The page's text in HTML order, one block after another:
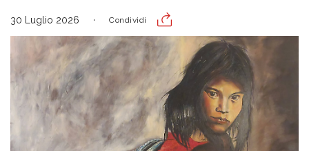
30 Luglio 2026 Condividi